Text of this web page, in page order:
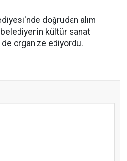
doğrudan alım
kültür sanat
de organize ediyordu.